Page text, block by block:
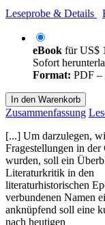
Leseprobe & Details
eBook fürUS$
Sofort
Format: PDF –
In den Warenkorb
Zusammenfassung
[...] Um darzulegen,
Fragestellungen in der
wurden, soll ein
Literaturkritik in den
literaturhistorischen
verbundenen Namen
anknüpfend soll eine
nach heutigen